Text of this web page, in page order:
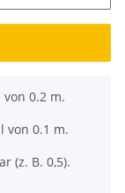
0.2 m.
von 0.1 m.
(z. B. 0,5).